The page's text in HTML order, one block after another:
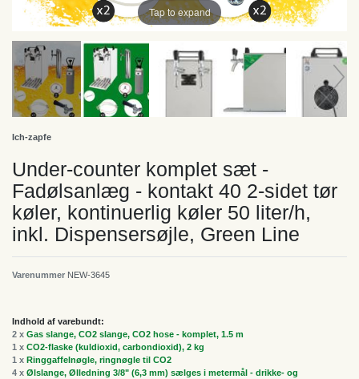
Tap to expand
Ich-zapfe
Under-counter komplet sæt -
Fadølsanlæg - kontakt 40 2-sidet tør
køler, kontinuerlig køler 50 liter/h,
inkl. Dispensersøjle, Green Line
Varenummer NEW-3645
Indhold af varebundt:
2 x Gas slange, CO2 slange, CO2 hose - komplet, 1.5 m
1 x CO2-flaske (kuldioxid, carbondioxid), 2 kg
1 x Ringgaffelnøgle, ringnøgle til CO2
4 x Ølslange, Ølledning 3/8" (6,3 mm) sælges i metermål - drikke- og